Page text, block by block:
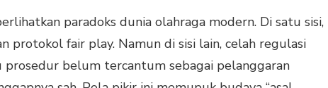
paradoks dunia olahraga modern. Di satu sisi,
protokol fair play. Namun di sisi lain, celah regulasi
prosedur belum tercantum sebagai pelanggaran